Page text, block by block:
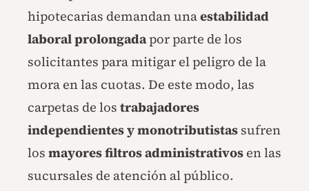
hipotecarias demandan unaestabilidad
laboral prolongadapor parte de los
solicitantes para mitigar el peligro de la
mora en las cuotas. De este modo, las
carpetas de los trabajadores
independientes y monotributistas sufren
los mayores filtros administrativos en las
sucursales de atención al público.